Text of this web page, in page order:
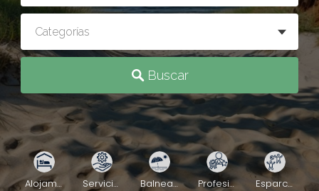
Buscar
Alojamiento Servicios y Services Balnearios Profesionales Esparcimiento